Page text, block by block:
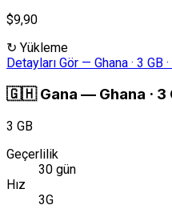
$9,90
↻ Yükleme
Detayları Gör — Ghana · 3 GB
🇬🇭 Gana — Ghana ·
3 GB
Geçerlilik
30 gün
Hız
3G